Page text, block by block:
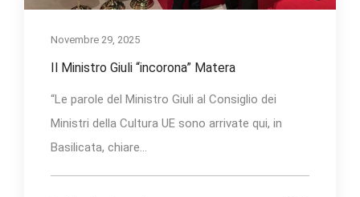
Novembre 29, 2025
Il Ministro Giuli “incorona” Matera
“Le parole del Ministro Giuli al Consiglio dei
Ministri della Cultura UE sono arrivate qui, in
Basilicata, chiare...